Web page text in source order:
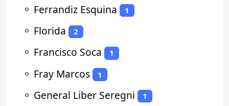
⚬ Ferrandiz Esquina 1
⚬ Florida 2
⚬ Francisco Soca 1
⚬ Fray Marcos 1
⚬ General Liber Seregni 1